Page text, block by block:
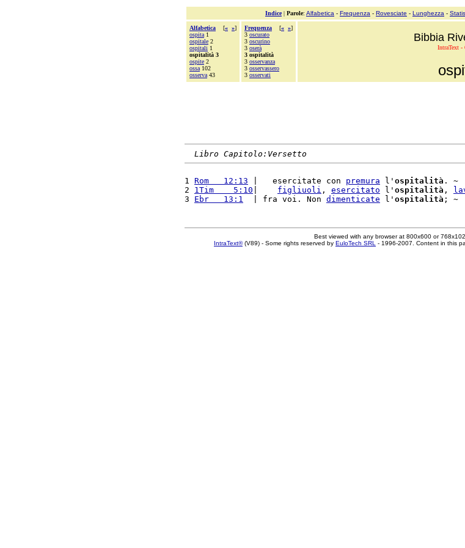
Indice| Parole: Alfabetica - Frequenza - Rovesciate - Lunghezza -
Alfabetica [« »]
ospita 1
ospitale 2
ospitali 1
ospitalità 3
ospite 2
ossa 102
osserva 43
Frequenza [« »]
3 oscurato
3 oscurino
3 oserà
3 ospitalità
3 osservanza
3 osservassero
3 osservati
Bibbia
IntraText -
Libro Capitolo:Versetto
1 Rom   12:13 |   esercitate con premura l' ospitalità . ~
2 1Tim    5:10 figliuoli , esercitato l' ospitalità ,
3 Ebr   13:1
  | fra voi. Non
dimenticate l' ospitalità
Best viewed with any browser at 800x600 or
IntraText®(V89) - Some rights reserved by EuloTech SRL - 1996-2007. Content in this